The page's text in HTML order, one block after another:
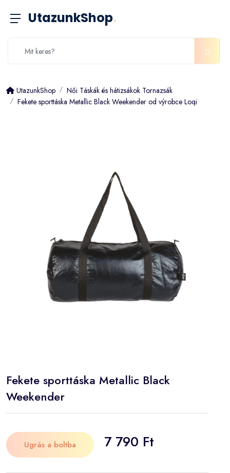
UtazunkShop.
UtazunkShop
Női Táskák és hátizsákok Tornazsák
Fekete sporttáska Metallic Black Weekender od výrobce Loqi
Fekete sporttáska Metallic Black
Weekender
Ugrás a boltba 7 790 Ft